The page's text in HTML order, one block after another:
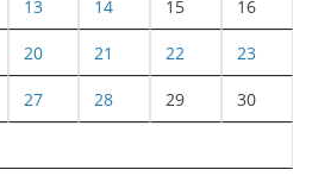
13 14 15 16
20 21 22 23
27 28 29 30